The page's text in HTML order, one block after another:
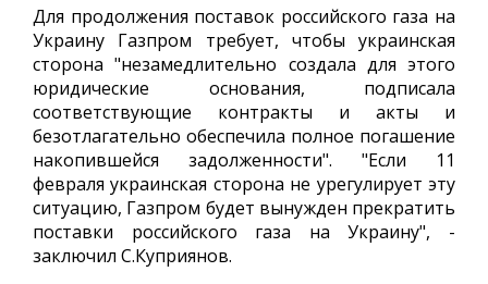
Для продолжения поставок российского газа на
Украину Газпром требует, чтобы украинская
сторона "незамедлительно создала для этого
юридические основания, подписала
соответствующие контракты и акты и
безотлагательно обеспечила полное погашение
накопившейся задолженности". "Если 11
февраля украинская сторона не урегулирует эту
ситуацию, Газпром будет вынужден прекратить
поставки российского газа на Украину", -
заключил С.Куприянов.